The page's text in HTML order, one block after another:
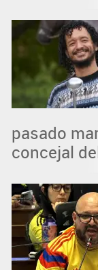
pasado
concejal